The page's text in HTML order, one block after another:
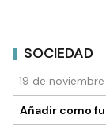
SOCIEDAD
19 de
Añadir como